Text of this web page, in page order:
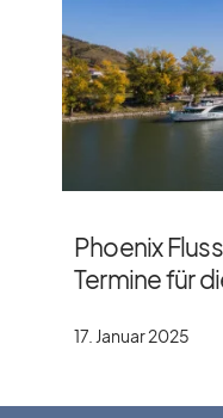
Phoenix
Termine für
17. Januar 2025